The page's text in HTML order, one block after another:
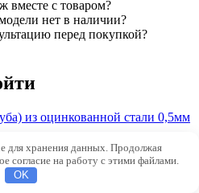
вместе с товаром?
нет в наличии?
перед покупкой?
из оцинкованной
для хранения данных. Продолжая
согласие на работу с этими файлами.
OK